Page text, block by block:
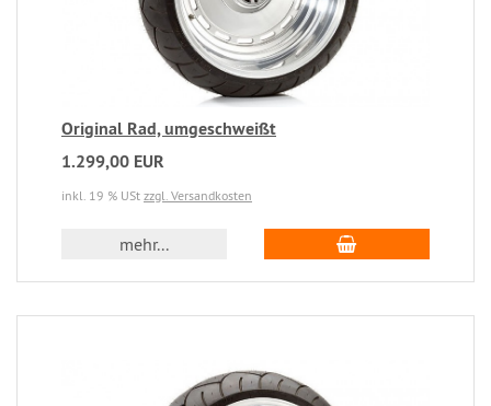
Original Rad, umgeschweißt
1.299,00 EUR
inkl. 19 % USt zzgl. Versandkosten
mehr...